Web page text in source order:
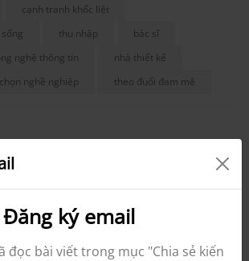
cạnh tranh khốc liệt
thu nhập
bác sĩ
nghệ thông tin
nhà thiết kế
nghề nghiệp theo đuổi đam mê
Khanh Trần
Đăng ký email
đọc bài viết trong mục "Chia sẻ kiến